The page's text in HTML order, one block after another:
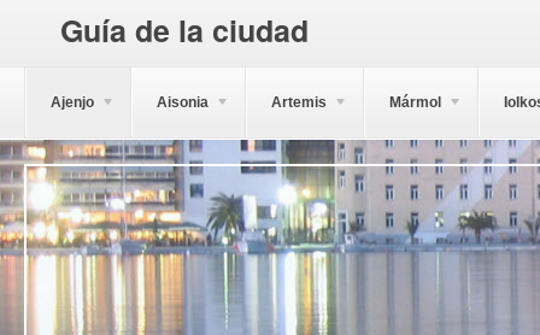
Guía de la ciudad
Ajenjo Aisonia Artemis Mármol